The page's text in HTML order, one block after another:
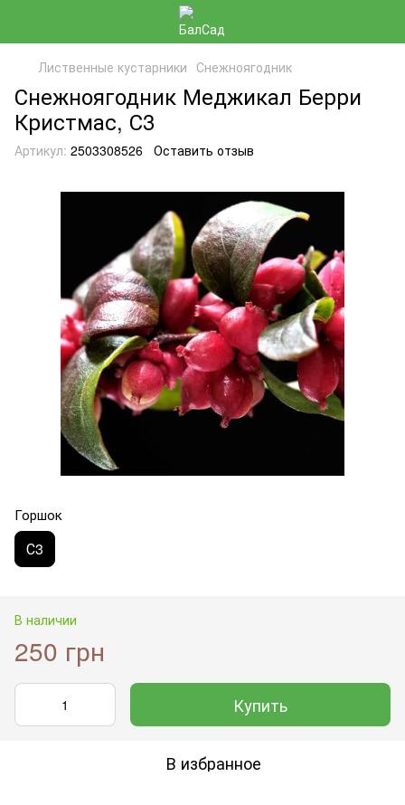
Лиственные кустарники Снежноягодник
Снежноягодник Меджикал Берри
Кристмас, С3
Артикул: 2503308526 Оставить отзыв
Горшок
С3
В наличии
250 грн
Купить
В избранное